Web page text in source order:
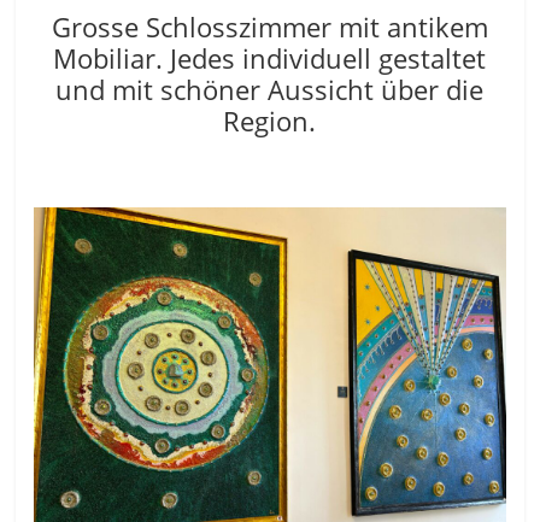
Grosse Schlosszimmer mit antikem
Mobiliar. Jedes individuell gestaltet
und mit schöner Aussicht über die
Region.